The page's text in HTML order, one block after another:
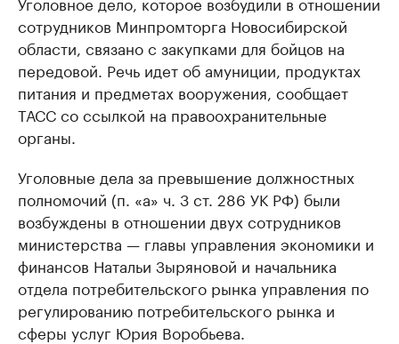
сотрудников Минпромторга Новосибирской
области, связано с закупками для бойцов на
передовой. Речь идет об амуниции, продуктах
питания и предметах вооружения, сообщает
ТАСС со ссылкой на правоохранительные
органы.
Уголовные дела за превышение должностных
полномочий (п. «а» ч. 3 ст. 286 УК РФ) были
возбуждены в отношении двух сотрудников
министерства — главы управления экономики и
финансов Натальи Зыряновой и начальника
отдела потребительского рынка управления по
регулированию потребительского рынка и
сферы услуг Юрия Воробьева.